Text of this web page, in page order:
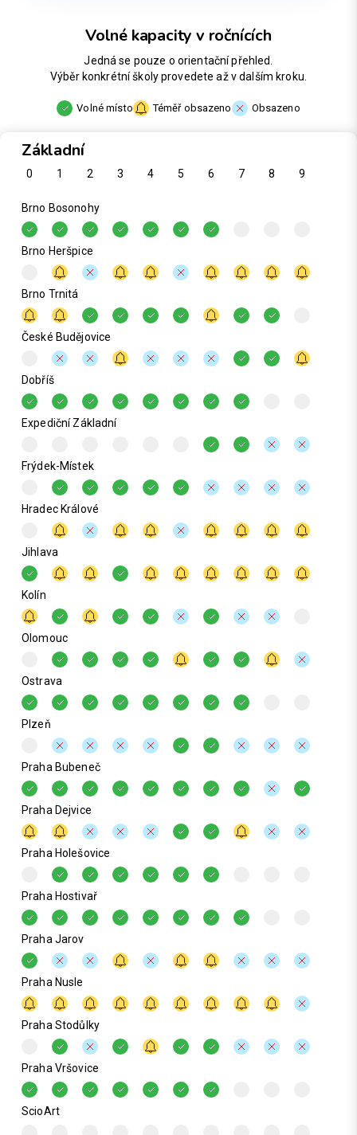
Volné kapacity v ročnících
Jedná se pouze o orientační přehled.
Výběr konkrétní školy provedete až v dalším kroku.
Volné místo Téměř obsazeno Obsazeno
Základní
0 1 2 3 4 5 6 7 8 9
Brno Bosonohy
Brno Heršpice
Brno Trnitá
České Budějovice
Dobříš
Expediční Základní
Frýdek-Místek
Hradec Králové
Jihlava
Kolín
Olomouc
Ostrava
Plzeň
Praha Bubeneč
Praha Dejvice
Praha Holešovice
Praha Hostivař
Praha Jarov
Praha Nusle
Praha Stodůlky
Praha Vršovice
ScioArt